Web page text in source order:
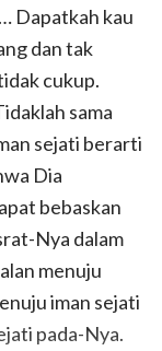
Dapatkah kau
dan tak
cukup.
sama
sejati berarti
Dia
bebaskan
Nya dalam
menuju
iman sejati
pada-Nya.